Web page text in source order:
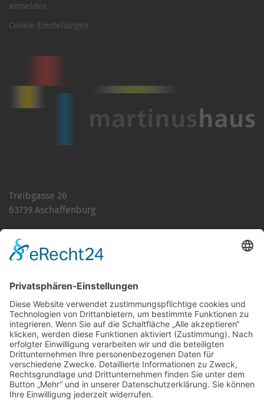
anmelden
Cookie-Einstellungen
Treibgasse 26
63739 Aschaffenburg
E-Mailinfo@martinushaus.de
Mo?Fr8.30 ? 12.00 Uhr
Mo?Do13.00 ? 16.00 Uhr